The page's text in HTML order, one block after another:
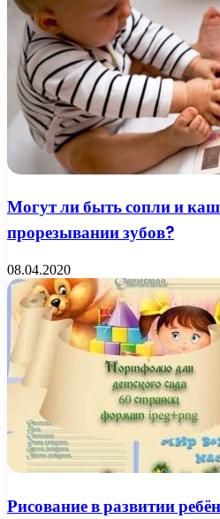
Могут ли быть сопли и
прорезывании зубов?
08.04.2020
Рисование в развитии